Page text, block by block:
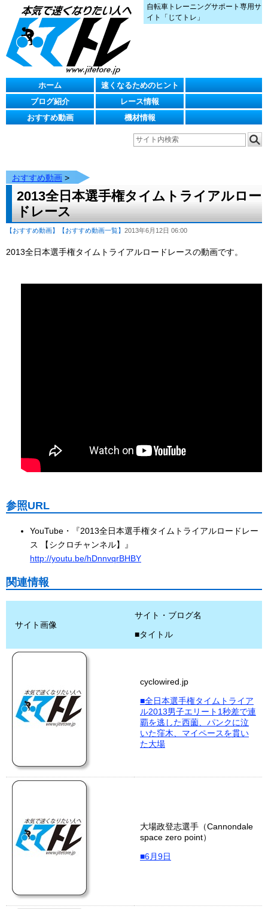
自転車トレーニングサポート専用サ
イト「じてトレ」
ホーム
速くなるためのヒント
ブログ紹介
レース情報
おすすめ動画
機材情報
おすすめ動画 >
2013全日本選手権タイムトライアルロー
ドレース
【おすすめ動画】 【おすすめ動画一覧】 2013年6月12日 06:00
2013全日本選手権タイムトライアルロードレースの動画です。
参照URL
YouTube・『2013全日本選手権タイムトライアルロードレー
ス 【シクロチャンネル】』
http://youtu.be/hDnnvqrBHBY
関連情報
サイト画像
サイト・ブログ名
■タイトル
cyclowired.jp
■全日本選手権タイムトライア
ル2013男子エリート1秒差で連
覇を逃した西薗、パンクに泣
いた窪木、マイペースを貫い
た大場
大場政登志選手（Cannondale
space zero point）
■6月9日